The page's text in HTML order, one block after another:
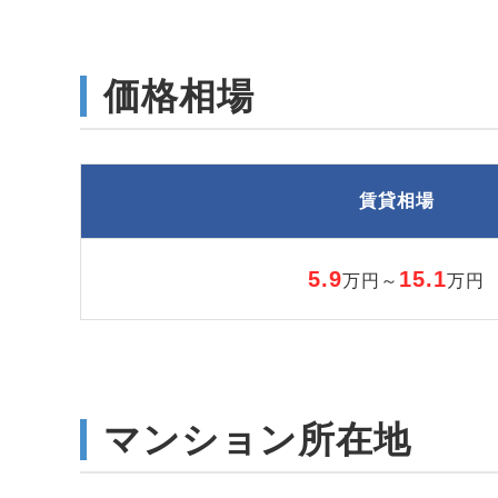
価格相場
賃貸相場
5.9万円～ 15.1万円
マンション所在地